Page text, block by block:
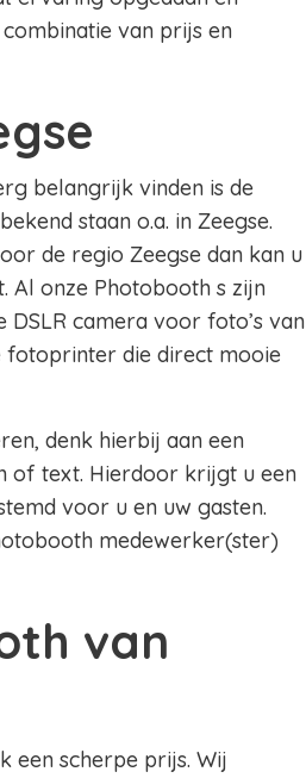
van prijs en
belangrijk vinden is de
staan o.a. in Zeegse.
de regio Zeegse dan kan u
Al onze Photobooth s zijn
camera voor foto’s van
fotoprinter die direct mooie
denk hierbij aan een
of text. Hierdoor krijgt u een
voor u en uw gasten.
medewerker(ster)
van
een scherpe prijs. Wij